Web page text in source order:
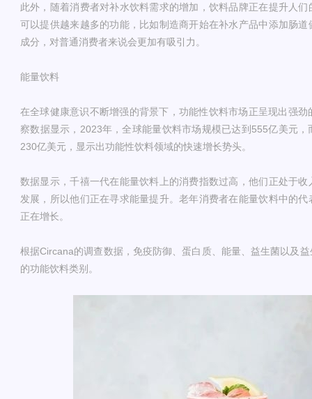
此外，随着消费者对补水饮料需求的增加，饮料品牌正在提升人
可以提供越来越多的功能，比如制造商开始在补水产品中添加肠
成分，对普通消费者来说会更加有吸引力。
能量饮料
在全球健康意识不断增强的背景下，功能性饮料市场正呈现出强
察数据显示，2023年，全球能量饮料市场规模已达到555亿美元
230亿美元，显示出功能性饮料领域的快速增长势头。
数据显示，千禧一代在能量饮料上的消费指数过高，他们正处于
发展，所以他们正在寻求能量提升。老年消费者在能量饮料中的
正在增长。
根据Circana的调查数据，免疫防御、蛋白质、能量、益生菌以及
的功能饮料类别。